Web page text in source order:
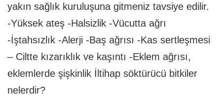
yakın sağlık kuruluşuna gitmeniz tavsiye edilir.
-Yüksek ateş -Halsizlik -Vücutta ağrı
-İştahsızlık -Alerji -Baş ağrısı -Kas sertleşmesi
– Ciltte kızarıklık ve kaşıntı -Eklem ağrısı,
eklemlerde şişkinlik İltihap söktürücü bitkiler
nelerdir?